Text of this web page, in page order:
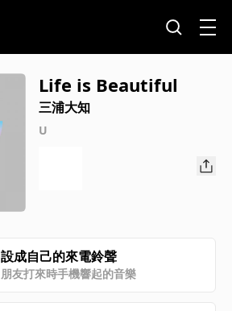
Life is Beautiful
三浦大知
U
設成自己的來電鈴聲
朋友打來時手機響起的音樂